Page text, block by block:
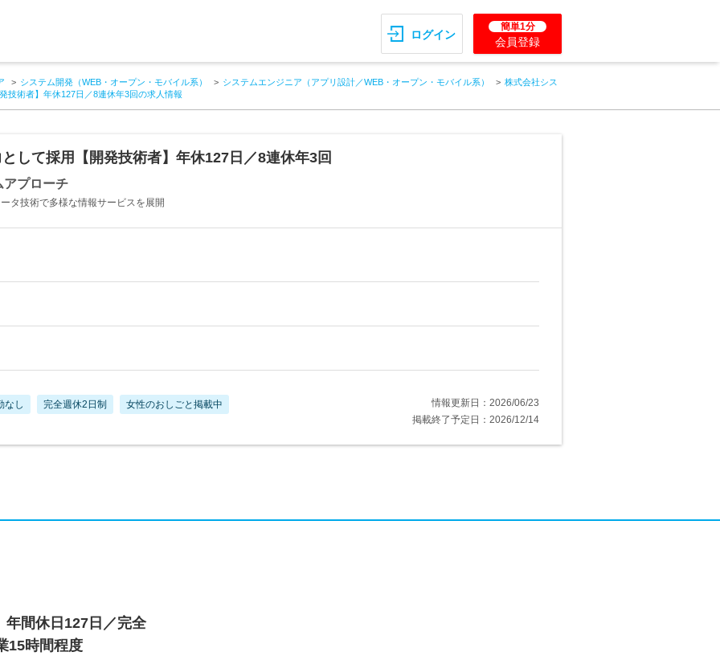
ログイン
簡単1分
会員登録
システム開発（WEB・オープン・モバイル系） システムエンジニア（アプリ設計／WEB・オープン・モバイル系）
株式会社シス
技術者】年休127日／8連休年3回の求人情報
して採用【開発技術者】年休127日／8連休年3回
アプローチ
タ技術で多様な情報サービスを展開
なし 完全週休2日制 女性のおしごと掲載中
情報更新日：2026/06/23
掲載終了予定日：2026/12/14
年間休日127日／完全
15時間程度